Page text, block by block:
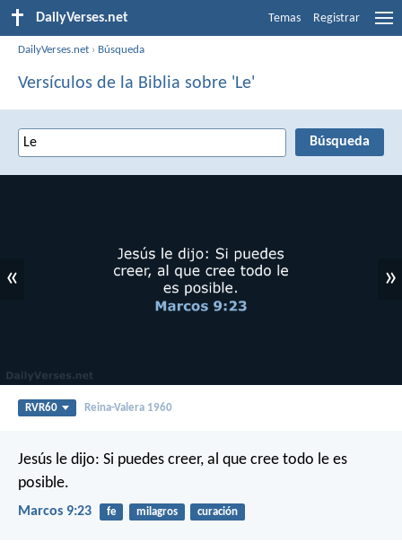
DailyVerses.net Temas Registrar
DailyVerses.net › Búsqueda
Versículos de la Biblia sobre 'Le'
« »
RVR60 Reina-Valera 1960
Jesús le dijo: Si puedes creer, al que cree todo le es
posible.
Marcos 9:23 fe milagros curación